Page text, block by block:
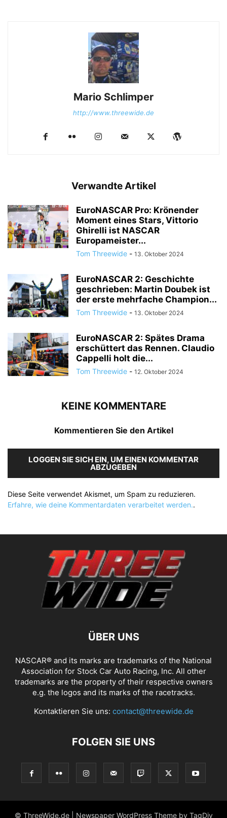
Mario Schlimper
http://www.threewide.de
Verwandte Artikel
EuroNASCAR Pro: Krönender
Moment eines Stars, Vittorio
Ghirelli ist NASCAR
Europameister...
Tom Threewide - 13. Oktober 2024
EuroNASCAR 2: Geschichte
geschrieben: Martin Doubek ist
der erste mehrfache Champion...
Tom Threewide - 13. Oktober 2024
EuroNASCAR 2: Spätes Drama
erschüttert das Rennen. Claudio
Cappelli holt die...
Tom Threewide - 12. Oktober 2024
KEINE KOMMENTARE
Kommentieren Sie den Artikel
LOGGEN SIE SICH EIN, UM EINEN KOMMENTAR
ABZUGEBEN
Diese Seite verwendet Akismet, um Spam zu reduzieren.
Erfahre, wie deine Kommentardaten verarbeitet werden..
ÜBER UNS
NASCAR® and its marks are trademarks of the National
Association for Stock Car Auto Racing, Inc. All other
trademarks are the property of their respective owners
e.g. the logos and its marks of the racetracks.
Kontaktieren Sie uns: contact@threewide.de
FOLGEN SIE UNS
© ThreeWide.de | Newspaper WordPress Theme by TagDiv